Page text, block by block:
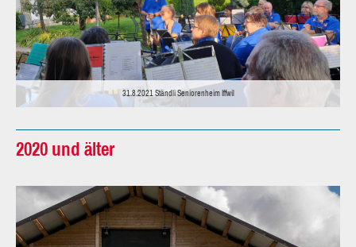
31.8.2021 Ständli Seniorenheim Iffwil
2020 und älter